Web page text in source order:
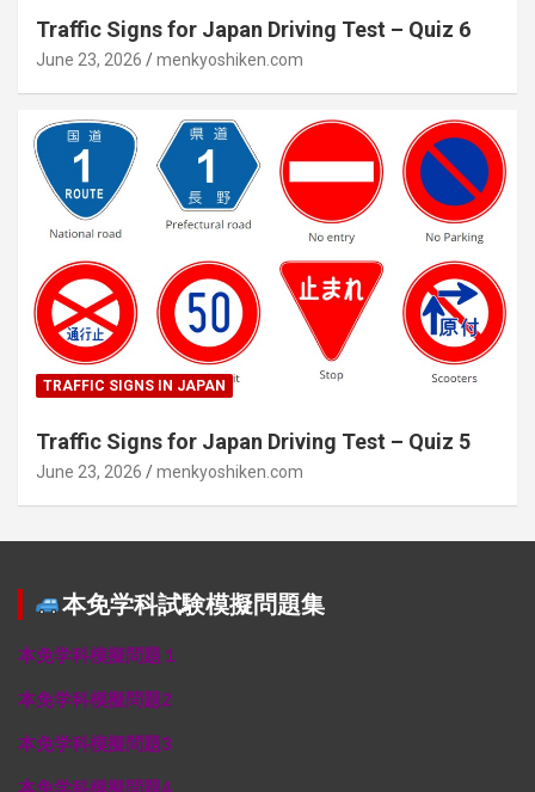
Traffic Signs for Japan Driving Test – Quiz 6
June 23, 2026 menkyoshiken.com
TRAFFIC SIGNS IN JAPAN
Traffic Signs for Japan Driving Test – Quiz 5
June 23, 2026 menkyoshiken.com
本免学科試験模擬問題集
本免学科模擬問題１
本免学科模擬問題2
本免学科模擬問題3